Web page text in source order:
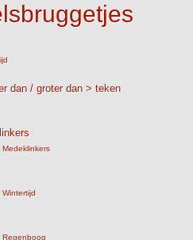
dan / groter dan > teken
Medeklinkers
Wintertijd
Regenboog